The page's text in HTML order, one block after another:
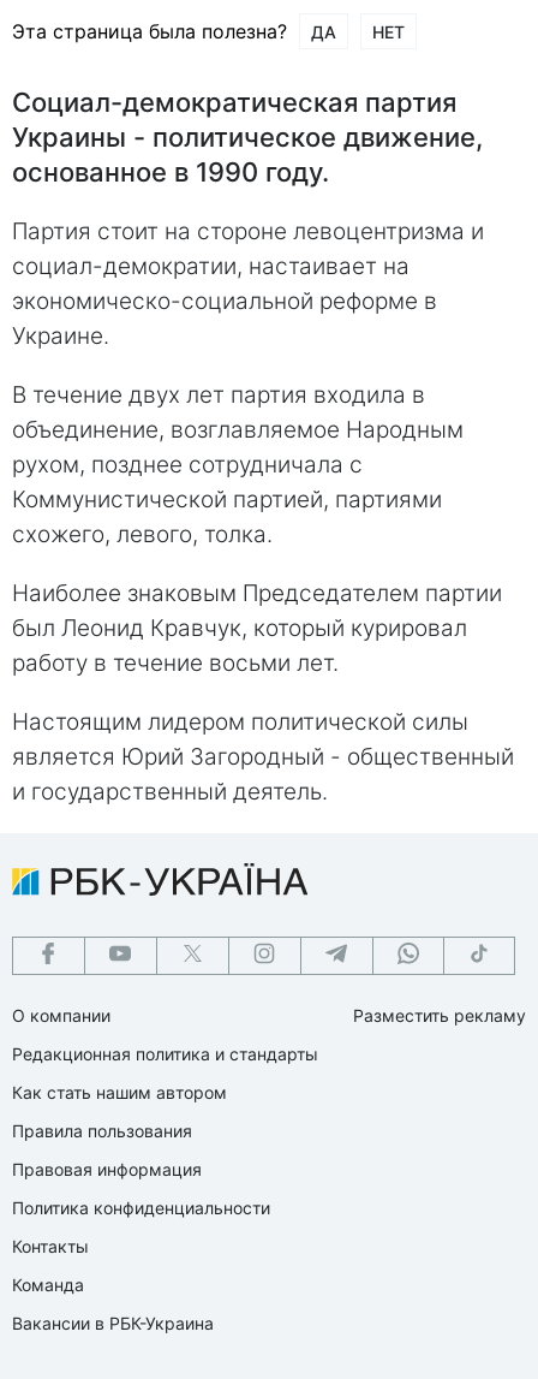
Эта страница была полезна? ДА НЕТ
Социал-демократическая партия
Украины - политическое движение,
основанное в 1990 году.
Партия стоит на стороне левоцентризма и
социал-демократии, настаивает на
экономическо-социальной реформе в
Украине.
В течение двух лет партия входила в
объединение, возглавляемое Народным
рухом, позднее сотрудничала с
Коммунистической партией, партиями
схожего, левого, толка.
Наиболее знаковым Председателем партии
был Леонид Кравчук, который курировал
работу в течение восьми лет.
Настоящим лидером политической силы
является Юрий Загородный - общественный
и государственный деятель.
О компании
Редакционная политика и стандарты
Как стать нашим автором
Правила пользования
Правовая информация
Политика конфиденциальности
Контакты
Команда
Вакансии в РБК-Украина
Разместить рекламу